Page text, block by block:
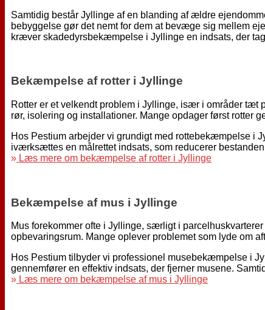
Bolig & ejendom
Boligselskaber
Ejerforeninger
Offentlige & sundhed
Kommuner
Hospitaler
Plejehjem
Institutioner
Fødevarer, service & industri
Restauranter
Bagerier
Hoteller
Lager og logistik
Om os
Kontakt
Samtidig består Jyllinge af en blanding af ældre
bebyggelse gør det nemt for dem at bevæge sig mellem
kræver skadedyrsbekæmpelse i Jyllinge en indsats, der
Bekæmpelse af rotter i Jyllinge
Rotter er et velkendt problem i Jyllinge, især i områder tæt
rør, isolering og installationer. Mange opdager først rotter
Hos Pestium arbejder vi grundigt med rottebekæmpelse i
iværksættes en målrettet indsats, som reducerer
» Læs mere om bekæmpelse af rotter i Jyllinge
Bekæmpelse af mus i Jyllinge
Mus forekommer ofte i Jyllinge, særligt i
opbevaringsrum. Mange oplever problemet som lyde om
Hos Pestium tilbyder vi professionel musebekæmpelse i
gennemfører en effektiv indsats, der fjerner musene.
» Læs mere om bekæmpelse af mus i Jyllinge